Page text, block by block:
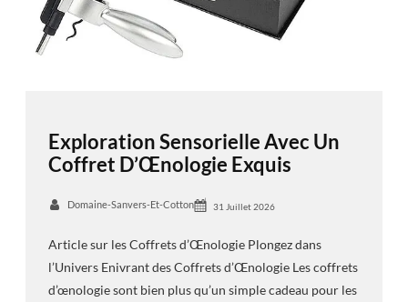
Exploration Sensorielle Avec Un
Coffret D’Œnologie Exquis
Domaine-Sanvers-Et-Cotton 31 Juillet 2026
Article sur les Coffrets d’Œnologie Plongez dans
l’Univers Enivrant des Coffrets d’Œnologie Les coffrets
d’œnologie sont bien plus qu’un simple cadeau pour les